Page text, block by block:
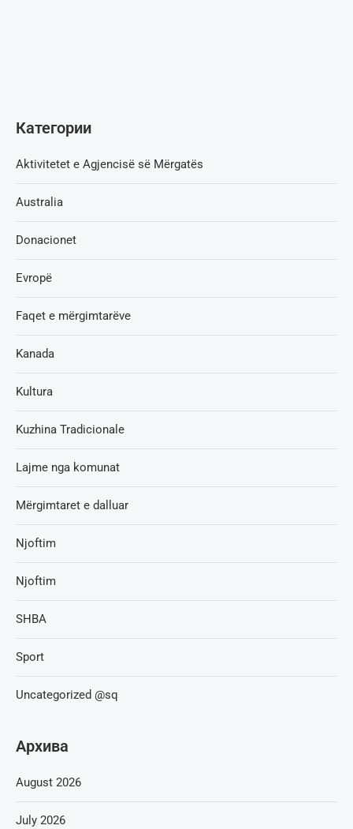
Категории
Aktivitetet e Agjencisë së Мërgatës
Australia
Donacionet
Evropë
Faqet e mërgimtarëve
Kanada
Kultura
Kuzhina Tradicionale
Lajme nga komunat
Mërgimtaret e dalluar
Njoftim
Njoftim
SHBA
Sport
Uncategorized @sq
Архива
August 2026
July 2026